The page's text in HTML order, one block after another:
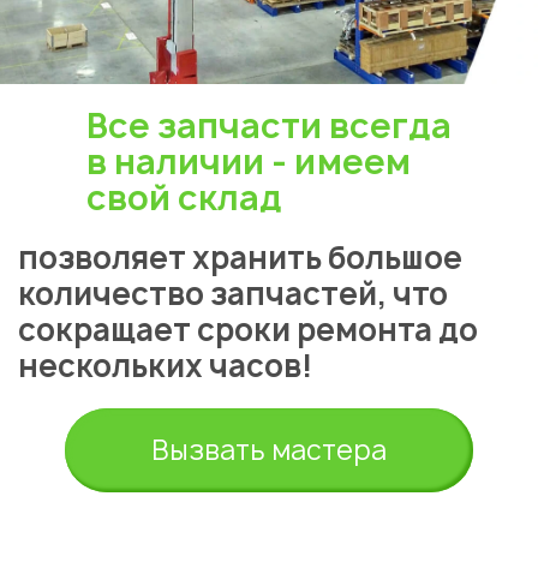
Все запчасти всегда
в наличии - имеем
свой склад
позволяет хранить большое
количество запчастей, что
сокращает сроки ремонта до
нескольких часов!
Вызвать мастера
Астана